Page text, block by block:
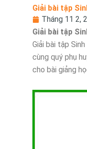
Giải bài tập
Tháng 11 2,
Giải bài tập
Giải bài tập
cùng quý phụ
cho bài giảng